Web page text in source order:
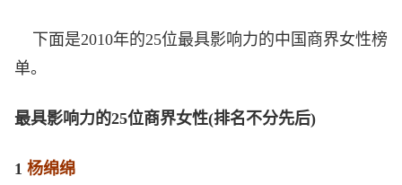
下面是2010年的25位最具影响力的中国商界女性榜
单。
最具影响力的25位商界女性(排名不分先后)
1 杨绵绵